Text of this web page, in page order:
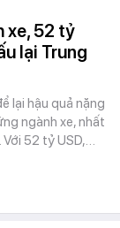
xe, 52 tỷ
lại Trung
lại hậu quả nặng
ngành xe, nhất
Với 52 tỷ USD,…